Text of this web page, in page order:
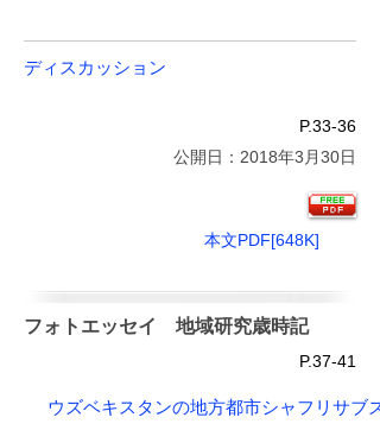
ディスカッション
P.33-36
公開日：2018年3月30日
本文PDF[648K]
フォトエッセイ 地域研究歳時記
P.37-41
ウズベキスタンの地方都市シャフリサブ